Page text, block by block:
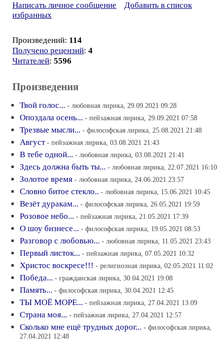
Написать личное сообщение
Добавить в список
избранных
Произведений: 114
Получено рецензий: 4
Читателей: 5596
Произведения
Твой голос... - любовная лирика, 29.09.2021 09:28
Опоздала осень... - пейзажная лирика, 29.09.2021 07:58
Трезвые мысли... - философская лирика, 25.08.2021 21:48
Август - пейзажная лирика, 03.08.2021 21:43
В тебе одной... - любовная лирика, 03.08.2021 21:41
Здесь должна быть ты... - любовная лирика, 22.07.2021 16:10
Золотое время - любовная лирика, 24.06.2021 23:57
Словно битое стекло.. - любовная лирика, 15.06.2021 10:45
Везёт дуракам... - философская лирика, 26.05.2021 19:59
Розовое небо... - пейзажная лирика, 21.05.2021 17:39
О шоу бизнесе... - философская лирика, 19.05.2021 08:53
Разговор с любовью... - любовная лирика, 11.05.2021 23:43
Первый листок... - пейзажная лирика, 07.05.2021 10:32
Христос воскресе!!! - религиозная лирика, 02.05.2021 11:02
Победа... - гражданская лирика, 30.04.2021 19:08
Память... - философская лирика, 30.04.2021 12:45
ТЫ МОЁ МОРЕ... - пейзажная лирика, 27.04.2021 13:09
Страна моя... - пейзажная лирика, 27.04.2021 12:57
Сколько мне ещё трудных дорог... - философская лирика,
27.04.2021 12:48